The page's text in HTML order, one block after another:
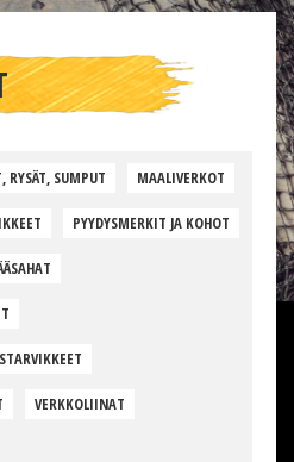
RYSÄT, SUMPUT MAALIVERKOT
PYYDYSMERKIT JA KOHOT
VERKKOLIINAT